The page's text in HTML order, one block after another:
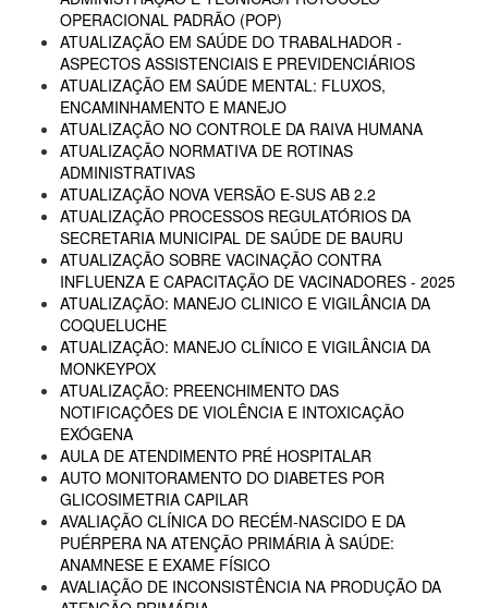
OPERACIONAL PADRÃO (POP)
ATUALIZAÇÃO EM SAÚDE DO TRABALHADOR -
ASPECTOS ASSISTENCIAIS E PREVIDENCIÁRIOS
ATUALIZAÇÃO EM SAÚDE MENTAL: FLUXOS,
ENCAMINHAMENTO E MANEJO
ATUALIZAÇÃO NO CONTROLE DA RAIVA HUMANA
ATUALIZAÇÃO NORMATIVA DE ROTINAS
ADMINISTRATIVAS
ATUALIZAÇÃO NOVA VERSÃO E-SUS AB 2.2
ATUALIZAÇÃO PROCESSOS REGULATÓRIOS DA
SECRETARIA MUNICIPAL DE SAÚDE DE BAURU
ATUALIZAÇÃO SOBRE VACINAÇÃO CONTRA
INFLUENZA E CAPACITAÇÃO DE VACINADORES - 2025
ATUALIZAÇÃO: MANEJO CLINICO E VIGILÂNCIA DA
COQUELUCHE
ATUALIZAÇÃO: MANEJO CLÍNICO E VIGILÂNCIA DA
MONKEYPOX
ATUALIZAÇÃO: PREENCHIMENTO DAS
NOTIFICAÇÕES DE VIOLÊNCIA E INTOXICAÇÃO
EXÓGENA
AULA DE ATENDIMENTO PRÉ HOSPITALAR
AUTO MONITORAMENTO DO DIABETES POR
GLICOSIMETRIA CAPILAR
AVALIAÇÃO CLÍNICA DO RECÉM-NASCIDO E DA
PUÉRPERA NA ATENÇÃO PRIMÁRIA À SAÚDE:
ANAMNESE E EXAME FÍSICO
AVALIAÇÃO DE INCONSISTÊNCIA NA PRODUÇÃO DA